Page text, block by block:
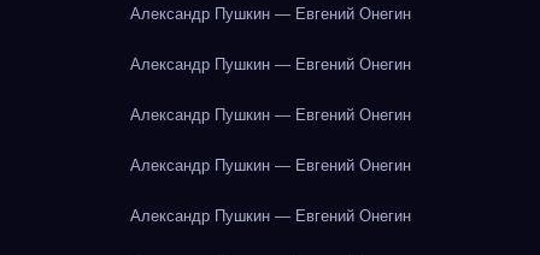
Александр Пушкин — Евгений Онегин
Александр Пушкин — Евгений Онегин
Александр Пушкин — Евгений Онегин
Александр Пушкин — Евгений Онегин
Александр Пушкин — Евгений Онегин